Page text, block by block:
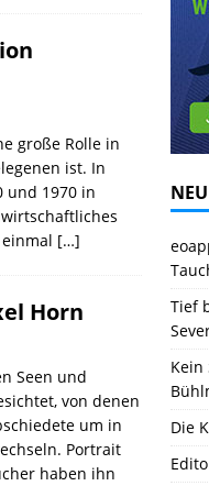
große Rolle in
ist. In
und 1970 in
[…]
Horn
Seen und
von denen
um in
Portrait
haben ihn
Tief
Die